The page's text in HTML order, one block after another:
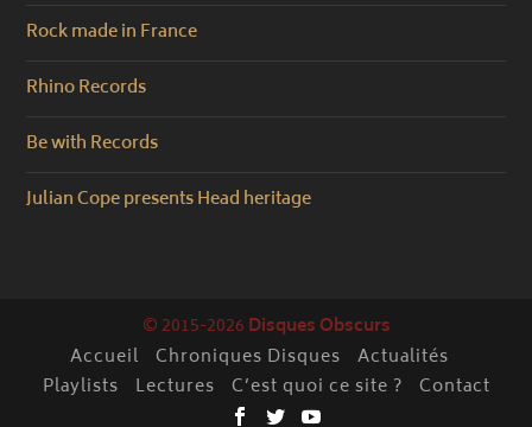
Rock made in France
Rhino Records
Be with Records
Julian Cope presents Head heritage
© 2015-2026 Disques Obscurs
Accueil Chroniques Disques Actualités
Playlists
Lectures C’est quoi ce site ? Contact